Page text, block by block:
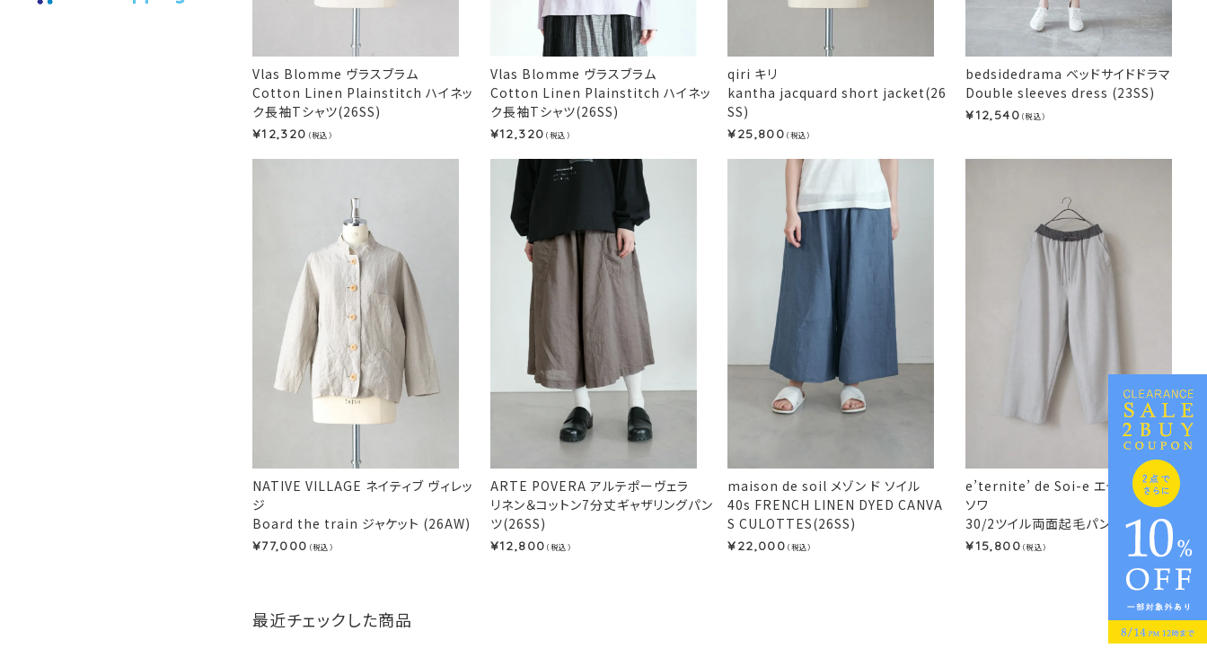
Vlas Blomme ヴラスブラム
Cotton Linen Plainstitch ハイネッ
ク長袖Tシャツ(26SS)
¥12,320 （税込）
Vlas Blomme ヴラスブラム
Cotton Linen Plainstitch ハイネッ
ク長袖Tシャツ(26SS)
¥12,320 （税込）
qiri キリ
kantha jacquard short jacket(26
SS)
¥ 25,800 （税込）
bedsidedrama ベッドサイドドラマ
Double sleeves dress (23SS)
¥12,540 （税込）
NATIVE VILLAGE ネイティブ ヴィレッ
ジ
Board the train ジャケット (26AW)
¥77,000 （税込）
ARTE POVERA アルテポーヴェラ
リネン＆コットン7分丈ギャザリングパン
ツ(26SS)
¥12,800 （税込）
maison de soil メゾン ド ソイル
40s FRENCH LINEN DYED CANVA
S CULOTTES(26SS)
¥ 22,000 （税込）
e’ternite’ de Soi-e エテルニテドゥ
ソワ
30/2ツイル両面起毛パンツ(25AW)
¥15,800 （税込）
最近チェックした商品